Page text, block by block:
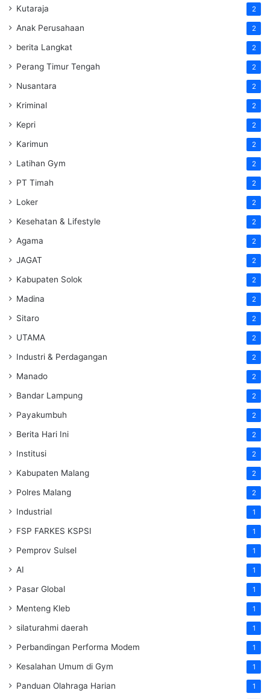
Kutaraja 2
Anak Perusahaan 2
berita Langkat 2
Perang Timur Tengah 2
Nusantara 2
Kriminal 2
Kepri 2
Karimun 2
Latihan Gym 2
PT Timah 2
Loker 2
Kesehatan & Lifestyle 2
Agama 2
JAGAT 2
Kabupaten Solok 2
Madina 2
Sitaro 2
UTAMA 2
Industri & Perdagangan 2
Manado 2
Bandar Lampung 2
Payakumbuh 2
Berita Hari Ini 2
Institusi 2
Kabupaten Malang 2
Polres Malang 2
Industrial 1
FSP FARKES KSPSI 1
Pemprov Sulsel 1
AI 1
Pasar Global 1
Menteng Kleb 1
silaturahmi daerah 1
Perbandingan Performa Modem 1
Kesalahan Umum di Gym 1
Panduan Olahraga Harian 1